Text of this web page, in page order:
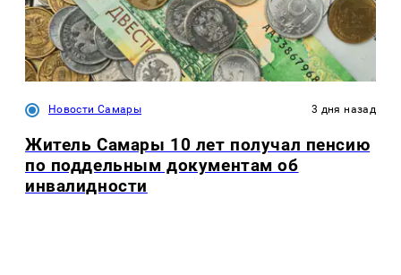
Новости Самары 3 дня назад
Житель Самары 10 лет получал пенсию
по поддельным документам об
инвалидности